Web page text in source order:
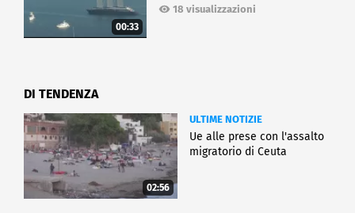
00:33
18 visualizzazioni
DI TENDENZA
02:56
ULTIME NOTIZIE
Ue alle prese con l'assalto
migratorio di Ceuta